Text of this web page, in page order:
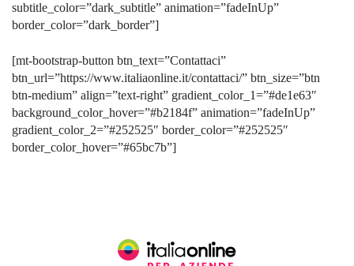
subtitle_color=”dark_subtitle” animation=”fadeInUp”
border_color=”dark_border”]
[mt-bootstrap-button btn_text=”Contattaci”
btn_url=”https://www.italiaonline.it/contattaci/” btn_size=”btn
btn-medium” align=”text-right” gradient_color_1=”#de1e63″
background_color_hover=”#b2184f” animation=”fadeInUp”
gradient_color_2=”#252525″ border_color=”#252525″
border_color_hover=”#65bc7b”]